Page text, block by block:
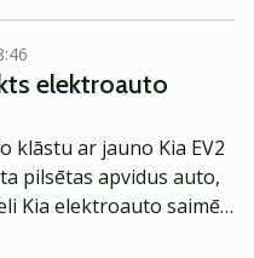
arī tādu akciju
rakstā centīšos
elektroauto
klāstu ar jauno Kia EV2
pilsētas apvidus auto,
Kia elektroauto saimē